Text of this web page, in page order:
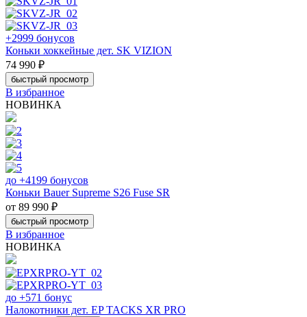
+2999 бонусов
Коньки хоккейные дет. SK VIZION
74 990 ₽
быстрый просмотр
В избранное
НОВИНКА
до +4199 бонусов
Коньки Bauer Supreme S26 Fuse SR
от 89 990 ₽
быстрый просмотр
В избранное
НОВИНКА
до +571 бонус
Налокотники дет. EP TACKS XR PRO